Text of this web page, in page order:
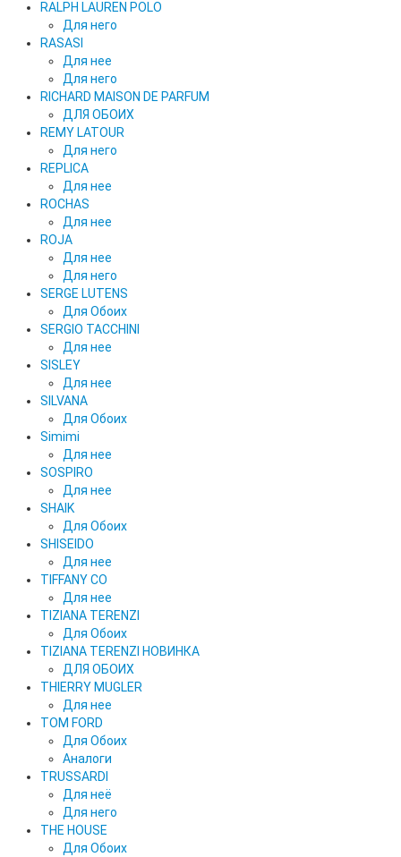
RALPH LAUREN POLO
Для него
RASASI
Для нее
Для него
RICHARD MAISON DE PARFUM
ДЛЯ ОБОИХ
REMY LATOUR
Для него
REPLICA
Для нее
ROCHAS
Для нее
ROJA
Для нее
Для него
SERGE LUTENS
Для Обоих
SERGIO TACCHINI
Для нее
SISLEY
Для нее
SILVANA
Для Обоих
Simimi
Для нее
SOSPIRO
Для нее
SHAIK
Для Обоих
SHISEIDO
Для нее
TIFFANY CO
Для нее
TIZIANA TERENZI
Для Обоих
TIZIANA TERENZI НОВИНКА
ДЛЯ ОБОИХ
THIERRY MUGLER
Для нее
TOM FORD
Для Обоих
Аналоги
TRUSSARDI
Для неё
Для него
THE HOUSE
Для Обоих